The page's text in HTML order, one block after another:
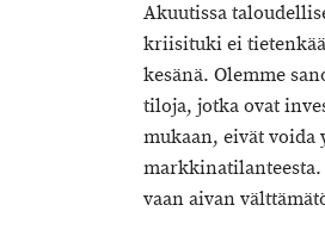
Akuutissa
kriisituki ei
kesänä. Olemme
tiloja, jotka ovat
mukaan, eivät voida
vaan aivan